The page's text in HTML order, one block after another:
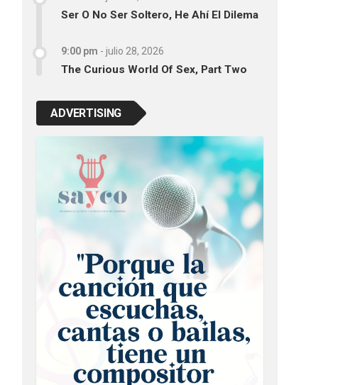
Ser O No Ser Soltero, He Ahí El Dilema
9:00 pm - julio 28, 2026
The Curious World Of Sex, Part Two
ADVERTISING